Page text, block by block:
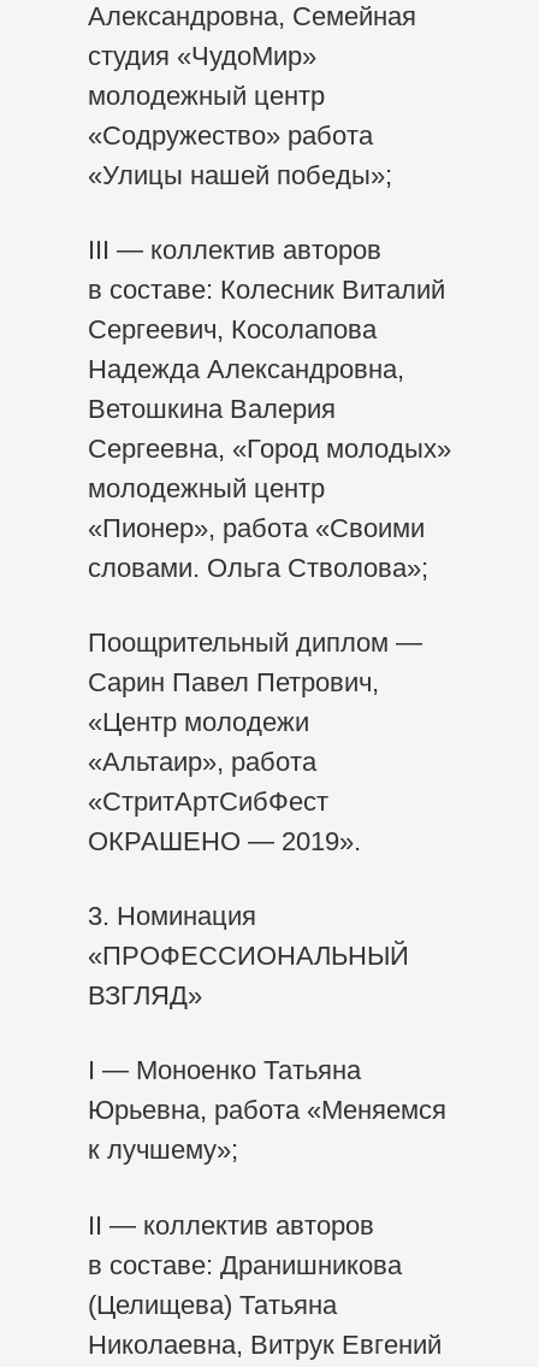
Александровна, Семейная
студия «ЧудоМир»
молодежный центр
«Содружество» работа
«Улицы нашей победы»;
III — коллектив авторов
в составе: Колесник Виталий
Сергеевич, Косолапова
Надежда Александровна,
Ветошкина Валерия
Сергеевна, «Город молодых»
молодежный центр
«Пионер», работа «Своими
словами. Ольга Стволова»;
Поощрительный диплом —
Сарин Павел Петрович,
«Центр молодежи
«Альтаир», работа
«СтритАртСибФест
ОКРАШЕНО — 2019».
3. Номинация
«ПРОФЕССИОНАЛЬНЫЙ
ВЗГЛЯД»
I — Моноенко Татьяна
Юрьевна, работа «Меняемся
к лучшему»;
II — коллектив авторов
в составе: Дранишникова
(Целищева) Татьяна
Николаевна, Витрук Евгений